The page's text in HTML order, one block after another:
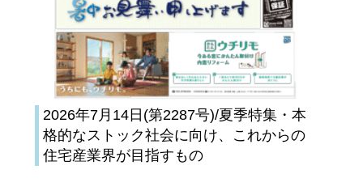
2026年7月14日(第2287号)/夏季特集・本
格的なストック社会に向け、これからの
住宅産業界が目指すもの